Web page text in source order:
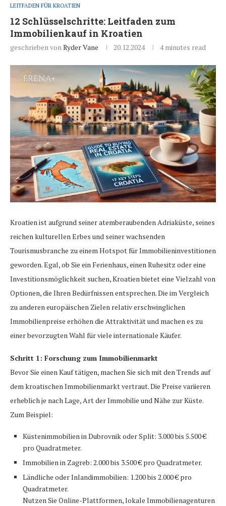
LEITFADEN FÜR KROATIEN
12 Schlüsselschritte: Leitfaden zum
Immobilienkauf in Kroatien
geschrieben vonRyder Vane 20.12.2024 4 minutes read
Kroatien ist aufgrund seiner atemberaubenden Adriaküste, seines
reichen kulturellen Erbes und seiner wachsenden
Tourismusbranche zu einem Hotspot für Immobilieninvestitionen
geworden. Egal, ob Sie ein Ferienhaus, einen Ruhesitz oder eine
Investitionsmöglichkeit suchen, Kroatien bietet eine Vielzahl von
Optionen, die Ihren Bedürfnissen entsprechen. Die im Vergleich
zu anderen europäischen Zielen relativ erschwinglichen
Immobilienpreise erhöhen die Attraktivität und machen es zu
einer bevorzugten Wahl für viele internationale Käufer.
Schritt 1: Forschung zum Immobilienmarkt
Bevor Sie einen Kauf tätigen, machen Sie sich mit den Trends auf
dem kroatischen Immobilienmarkt vertraut. Die Preise variieren
erheblich je nach Lage, Art der Immobilie und Nähe zur Küste.
Zum Beispiel:
Küstenimmobilien in Dubrovnik oder Split: 3.000 bis 5.500 €
pro Quadratmeter.
Immobilien in Zagreb: 2.000 bis 3.500 € pro Quadratmeter.
Ländliche oder Inlandimmobilien: 1.200 bis 2.000 € pro
Quadratmeter.
Nutzen Sie Online-Plattformen, lokale Immobilienagenturen